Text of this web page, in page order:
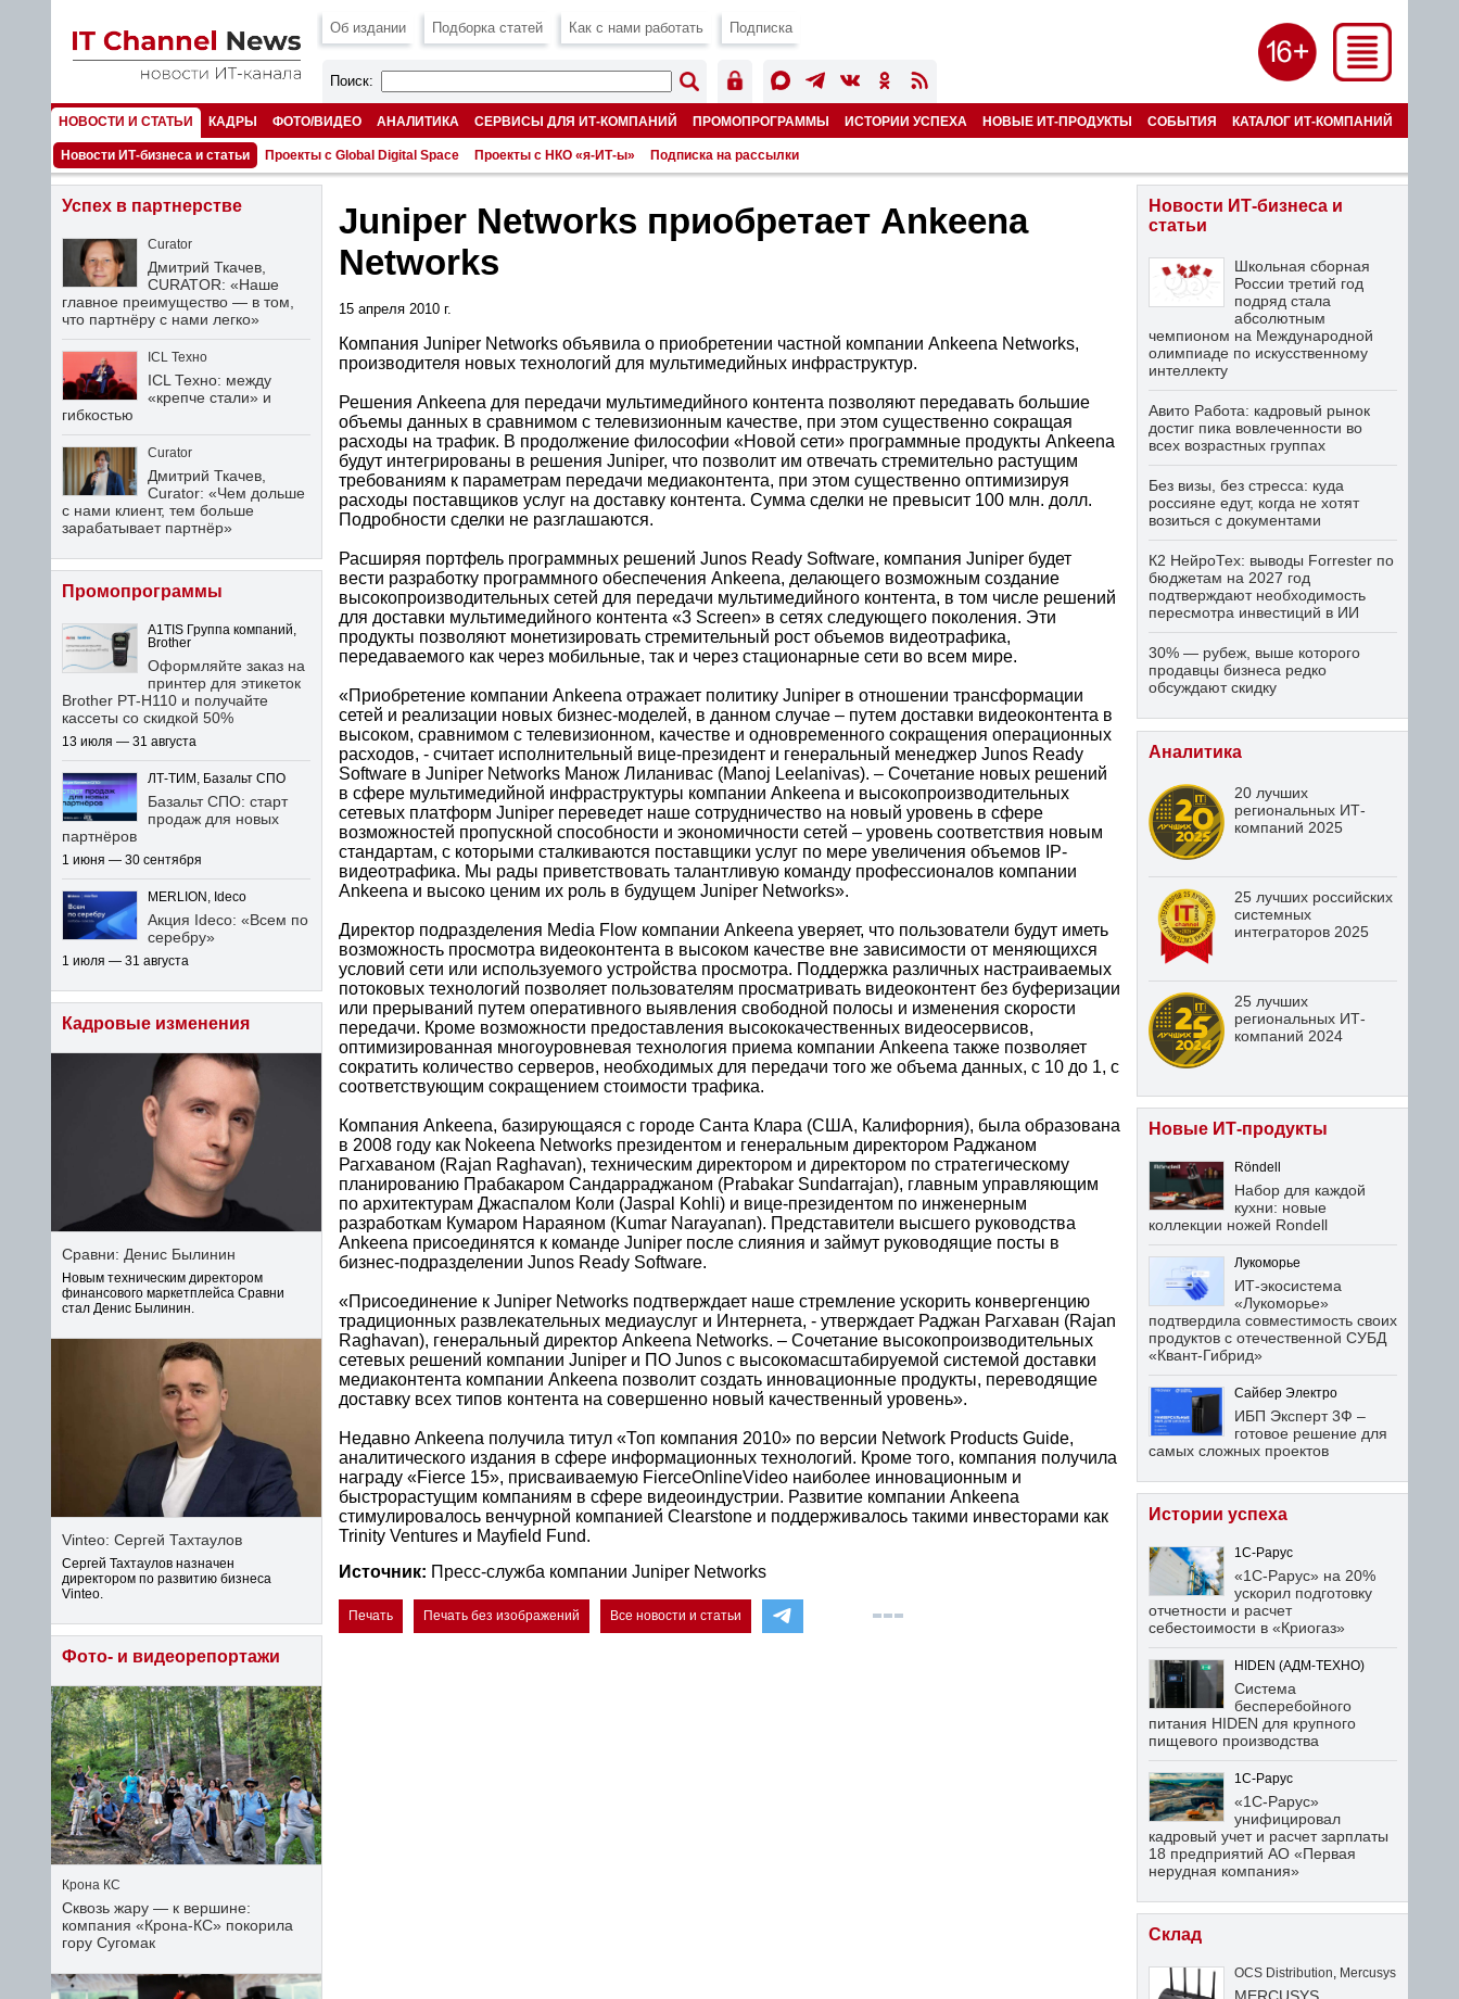
Об издании Подборка статей Как с нами работать Подписка
Поиск:
НОВОСТИ И СТАТЬИ КАДРЫ ФОТО/ВИДЕО АНАЛИТИКА СЕРВИСЫ ДЛЯ ИТ-КОМПАНИЙ ПРОМОПРОГРАММЫ ИСТОРИИ УСПЕХА НОВЫЕ ИТ-ПРОДУКТЫ СОБЫТИЯ КАТАЛОГ ИТ-КОМПАНИЙ
НОМЕРА
Новости ИТ-бизнеса и статьи Проекты с Global Digital Space Проекты с НКО «я-ИТ-ы» Подписка на рассылки
Juniper Networks приобретает Ankeena
Networks
15 апреля 2010 г.
Компания Juniper Networks объявила о приобретении частной компании Ankeena Networks,
производителя новых технологий для мультимедийных инфраструктур.
Решения Ankeena для передачи мультимедийного контента позволяют передавать большие
объемы данных в сравнимом с телевизионным качестве, при этом существенно сокращая
расходы на трафик. В продолжение философии «Новой сети» программные продукты Ankeena
будут интегрированы в решения Juniper, что позволит им отвечать стремительно растущим
требованиям к параметрам передачи медиаконтента, при этом существенно оптимизируя
расходы поставщиков услуг на доставку контента. Сумма сделки не превысит 100 млн. долл.
Подробности сделки не разглашаются.
Расширяя портфель программных решений Junos Ready Software, компания Juniper будет
вести разработку программного обеспечения Ankeena, делающего возможным создание
высокопроизводительных сетей для передачи мультимедийного контента, в том числе решений
для доставки мультимедийного контента «3 Screen» в сетях следующего поколения. Эти
продукты позволяют монетизировать стремительный рост объемов видеотрафика,
передаваемого как через мобильные, так и через стационарные сети во всем мире.
«Приобретение компании Ankeena отражает политику Juniper в отношении трансформации
сетей и реализации новых бизнес-моделей, в данном случае – путем доставки видеоконтента в
высоком, сравнимом с телевизионном, качестве и одновременного сокращения операционных
расходов, - считает исполнительный вице-президент и генеральный менеджер Junos Ready
Software в Juniper Networks Манож Лиланивас (Manoj Leelanivas). – Сочетание новых решений
в сфере мультимедийной инфраструктуры компании Ankeena и высокопроизводительных
сетевых платформ Juniper переведет наше сотрудничество на новый уровень в сфере
возможностей пропускной способности и экономичности сетей – уровень соответствия новым
стандартам, с которыми сталкиваются поставщики услуг по мере увеличения объемов IP-
видеотрафика. Мы рады приветствовать талантливую команду профессионалов компании
Ankeena и высоко ценим их роль в будущем Juniper Networks».
Директор подразделения Media Flow компании Ankeena уверяет, что пользователи будут иметь
возможность просмотра видеоконтента в высоком качестве вне зависимости от меняющихся
условий сети или используемого устройства просмотра. Поддержка различных настраиваемых
потоковых технологий позволяет пользователям просматривать видеоконтент без буферизации
или прерываний путем оперативного выявления свободной полосы и изменения скорости
передачи. Кроме возможности предоставления высококачественных видеосервисов,
оптимизированная многоуровневая технология приема компании Ankeena также позволяет
сократить количество серверов, необходимых для передачи того же объема данных, с 10 до 1, с
соответствующим сокращением стоимости трафика.
Компания Ankeena, базирующаяся с городе Санта Клара (США, Калифорния), была образована
в 2008 году как Nokeena Networks президентом и генеральным директором Раджаном
Рагхаваном (Rajan Raghavan), техническим директором и директором по стратегическому
планированию Прабакаром Сандарраджаном (Prabakar Sundarrajan), главным управляющим
по архитектурам Джаспалом Коли (Jaspal Kohli) и вице-президентом по инженерным
разработкам Кумаром Нараяном (Kumar Narayanan). Представители высшего руководства
Ankeena присоединятся к команде Juniper после слияния и займут руководящие посты в
бизнес-подразделении Junos Ready Software.
«Присоединение к Juniper Networks подтверждает наше стремление ускорить конвергенцию
традиционных развлекательных медиауслуг и Интернета, - утверждает Раджан Рагхаван (Rajan
Raghavan), генеральный директор Ankeena Networks. – Сочетание высокопроизводительных
сетевых решений компании Juniper и ПО Junos с высокомасштабируемой системой доставки
медиаконтента компании Ankeena позволит создать инновационные продукты, переводящие
доставку всех типов контента на совершенно новый качественный уровень».
Недавно Ankeena получила титул «Топ компания 2010» по версии Network Products Guide,
аналитического издания в сфере информационных технологий. Кроме того, компания получила
награду «Fierce 15», присваиваемую FierceOnlineVideo наиболее инновационным и
быстрорастущим компаниям в сфере видеоиндустрии. Развитие компании Ankeena
стимулировалось венчурной компанией Clearstone и поддерживалось такими инвесторами как
Trinity Ventures и Mayfield Fund.
Источник: Пресс-служба компании Juniper Networks
Печать Печать без изображений Все новости и статьи
Успех в партнерстве
Curator
Дмитрий Ткачев,
CURATOR: «Наше
главное преимущество — в том,
что партнёру с нами легко»
ICL Техно
ICL Техно: между
«крепче стали» и
гибкостью
Curator
Дмитрий Ткачев,
Curator: «Чем дольше
с нами клиент, тем больше
зарабатывает партнёр»
Промопрограммы
A1TIS Группа компаний,
Brother
Оформляйте заказ на
принтер для этикеток
Brother PT-H110 и получайте
кассеты со скидкой 50%
13 июля — 31 августа
ЛТ-ТИМ, Базальт СПО
Базальт СПО: старт
продаж для новых
партнёров
1 июня — 30 сентября
MERLION, Ideco
Акция Ideco: «Всем по
серебру»
1 июля — 31 августа
Кадровые изменения
Сравни: Денис Былинин
Новым техническим директором
финансового маркетплейса Сравни
стал Денис Былинин.
Vinteo: Сергей Тахтаулов
Сергей Тахтаулов назначен
директором по развитию бизнеса
Vinteo.
Фото- и видеорепортажи
Крона КС
Сквозь жару — к вершине:
компания «Крона‑КС» покорила
гору Сугомак
Новости ИТ-бизнеса и
статьи
Школьная сборная
России третий год
подряд стала
абсолютным
чемпионом на Международной
олимпиаде по искусственному
интеллекту
Авито Работа: кадровый рынок
достиг пика вовлеченности во
всех возрастных группах
Без визы, без стресса: куда
россияне едут, когда не хотят
возиться с документами
К2 НейроТех: выводы Forrester по
бюджетам на 2027 год
подтверждают необходимость
пересмотра инвестиций в ИИ
30% — рубеж, выше которого
продавцы бизнеса редко
обсуждают скидку
Аналитика
20 лучших
региональных ИТ-
компаний 2025
25 лучших российских
системных
интеграторов 2025
25 лучших
региональных ИТ-
компаний 2024
Новые ИТ-продукты
Röndell
Набор для каждой
кухни: новые
коллекции ножей Rondell
Лукоморье
ИТ-экосистема
«Лукоморье»
подтвердила совместимость своих
продуктов с отечественной СУБД
«Квант-Гибрид»
Сайбер Электро
ИБП Эксперт 3Ф –
готовое решение для
самых сложных проектов
Истории успеха
1С-Рарус
«1С-Рарус» на 20%
ускорил подготовку
отчетности и расчет
себестоимости в «Криогаз»
HIDEN (АДМ-ТЕХНО)
Система
бесперебойного
питания HIDEN для крупного
пищевого производства
1С-Рарус
«1С-Рарус»
унифицировал
кадровый учет и расчет зарплаты
18 предприятий АО «Первая
нерудная компания»
Склад
OCS Distribution Mercusys